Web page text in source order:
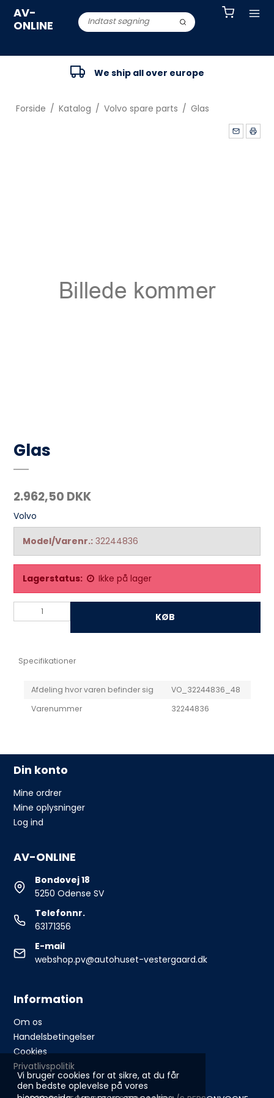
Vi bruger cookies for at sikre, at du får
den bedste oplevelse på vores
AV-
ONLINE
We ship all over europe
Forside / Katalog / Volvo spare parts / Glas
Glas
2.962,50 DKK
Volvo
Model/Varenr.: 32244836
Lagerstatus: Ikke på lager
KØB
Specifikationer
Afdeling hvor varen befinder sig
VO_32244836_48
Varenummer
32244836
Din konto
Mine ordrer
Mine oplysninger
Log ind
AV-ONLINE
Bondovej 18
5250 Odense SV
Telefonnr.
63171356
E-mail
webshop.pv@autohuset-vestergaard.dk
Information
Om os
Handelsbetingelser
Cookies
Privatlivspolitik